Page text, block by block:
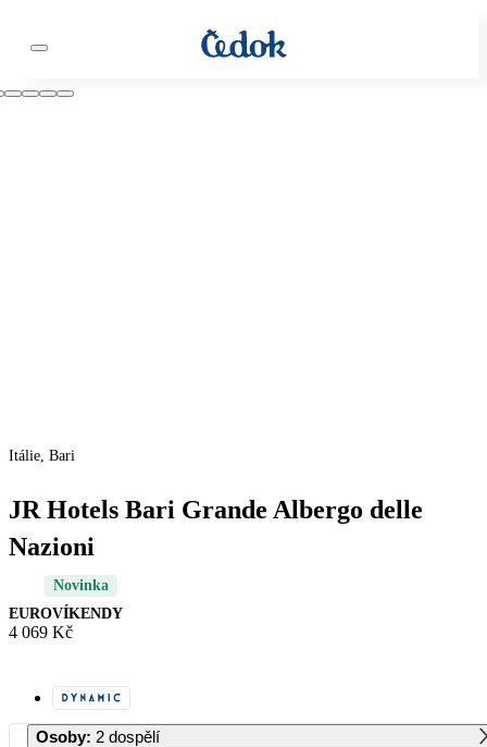
Itálie, Bari
JR Hotels Bari Grande Albergo delle
Nazioni
Novinka
EUROVÍKENDY
4 069 Kč
Osoby: 2 dospělí